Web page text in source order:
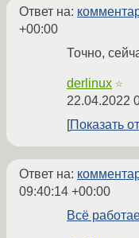
Ответ на:
+00:00
Точно,
derlinux ☆
22.04.2022
Показать
Ответ на:
09:40:14 +00:00
Всё